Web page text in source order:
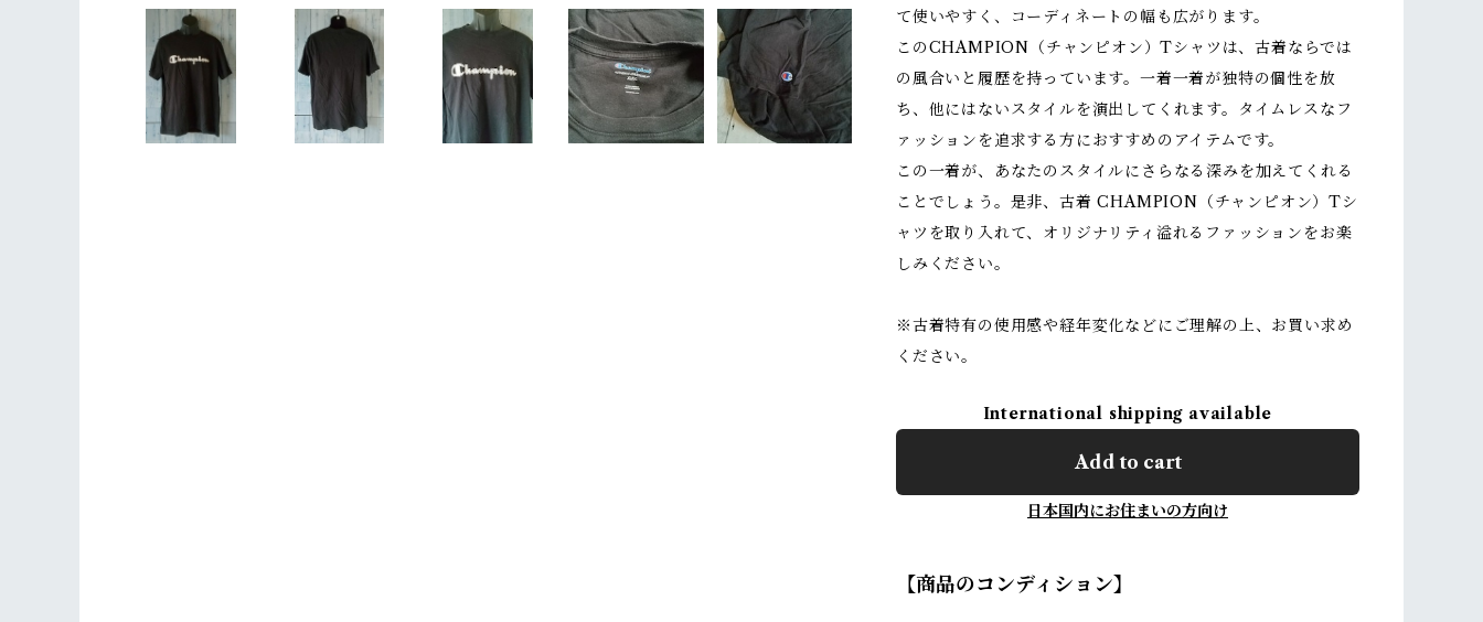
て使いやすく、コーディネートの幅も広がります。
このCHAMPION（チャンピオン）Tシャツは、古着ならでは
の風合いと履歴を持っています。一着一着が独特の個性を放
ち、他にはないスタイルを演出してくれます。タイムレスなフ
ァッションを追求する方におすすめのアイテムです。
この一着が、あなたのスタイルにさらなる深みを加えてくれる
ことでしょう。是非、古着 CHAMPION（チャンピオン）Tシ
ャツを取り入れて、オリジナリティ溢れるファッションをお楽
しみください。
※古着特有の使用感や経年変化などにご理解の上、お買い求め
ください。
International shipping available
Add to cart
日本国内にお住まいの方向け
【商品のコンディション】